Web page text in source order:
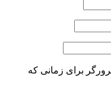
برای زمانی که